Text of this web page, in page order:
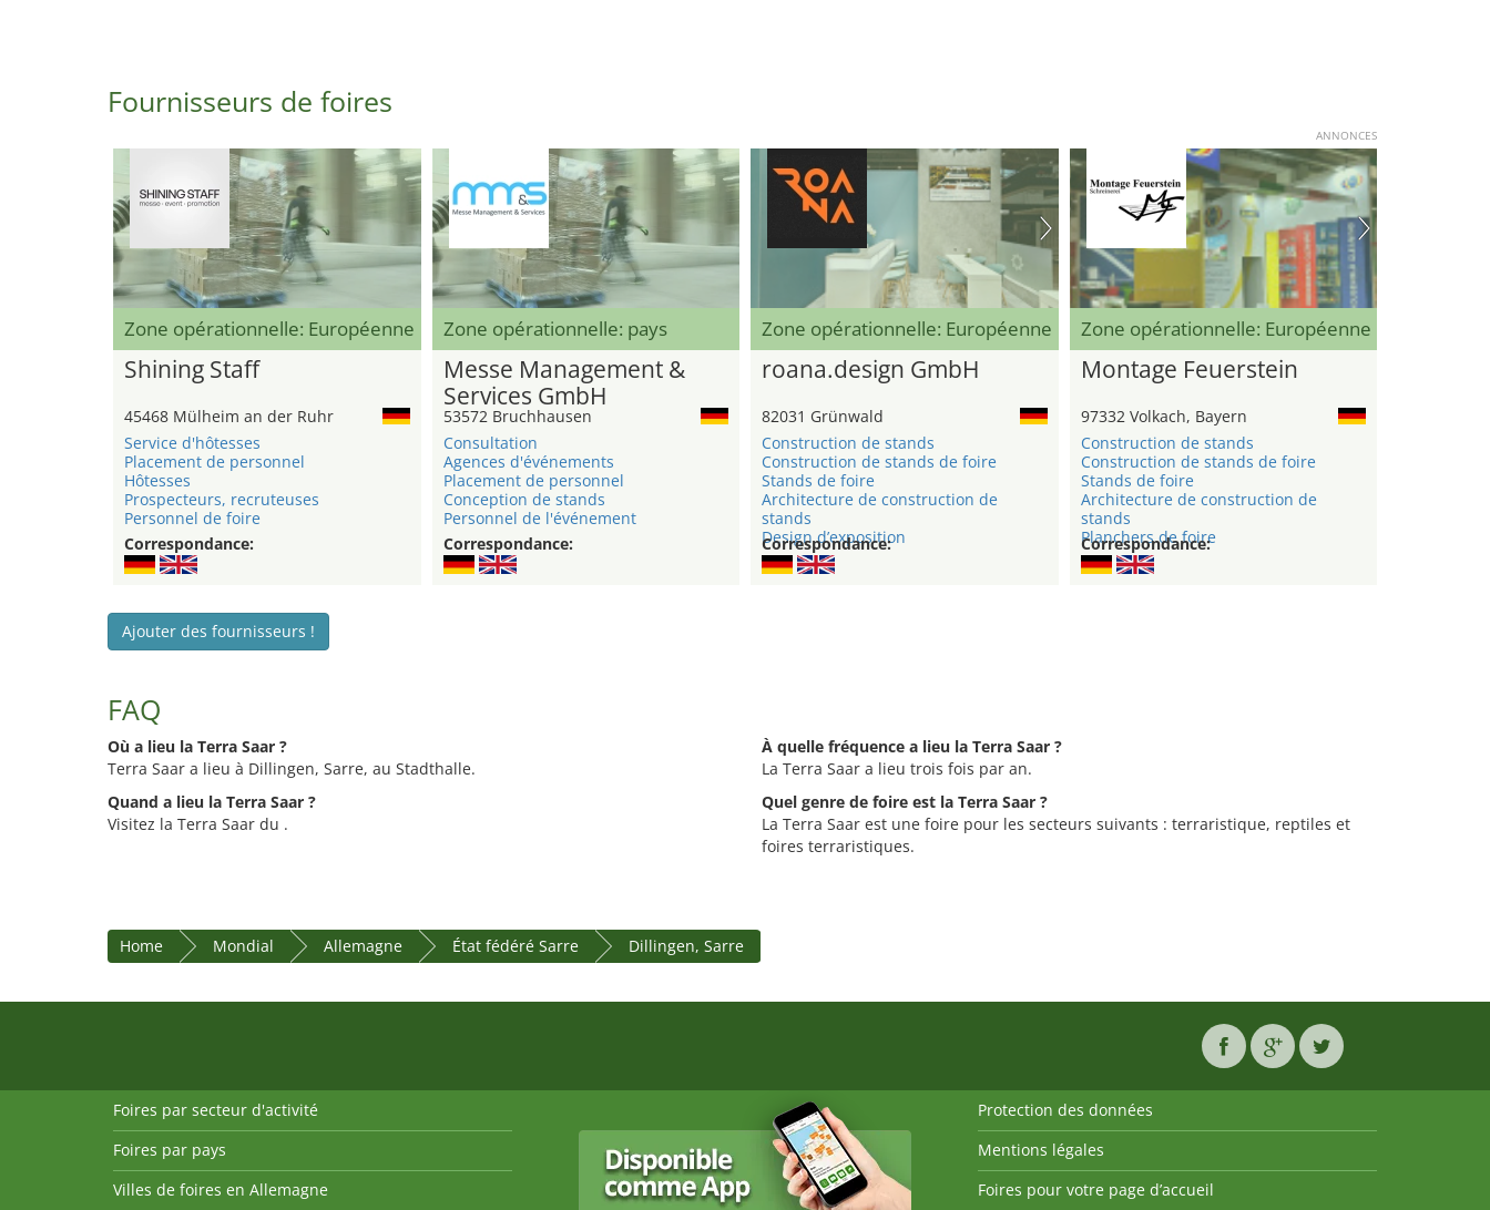
Fournisseurs de foires
ANNONCES
Zone opérationnelle: Européenne
Shining Staff
45468 Mülheim an der Ruhr
Service d'hôtesses
Placement de personnel
Hôtesses
Prospecteurs, recruteuses
Personnel de foire
Correspondance:
Zone opérationnelle: pays
Messe Management &
Services GmbH
53572 Bruchhausen
Consultation
Agences d'événements
Placement de personnel
Conception de stands
Personnel de l'événement
Correspondance:
Zone opérationnelle: Européenne
roana.design GmbH
82031 Grünwald
Construction de stands
Construction de stands de foire
Stands de foire
Architecture de construction de
stands
Design d’exposition
Correspondance:
Zone opérationnelle: Européenne
Montage Feuerstein
97332 Volkach, Bayern
Construction de stands
Construction de stands de foire
Stands de foire
Architecture de construction de
stands
Planchers de foire
Correspondance:
Ajouter des fournisseurs !
FAQ
Où a lieu la Terra Saar ?
Terra Saar a lieu à Dillingen, Sarre, au Stadthalle.
Quand a lieu la Terra Saar ?
Visitez la Terra Saar du .
À quelle fréquence a lieu la Terra Saar ?
La Terra Saar a lieu trois fois par an.
Quel genre de foire est la Terra Saar ?
La Terra Saar est une foire pour les secteurs suivants : terraristique, reptiles et
foires terraristiques.
Home Mondial Allemagne État fédéré Sarre Dillingen, Sarre
Foires par secteur d'activité
Foires par pays
Villes de foires en Allemagne
Protection des données
Mentions légales
Foires pour votre page d’accueil